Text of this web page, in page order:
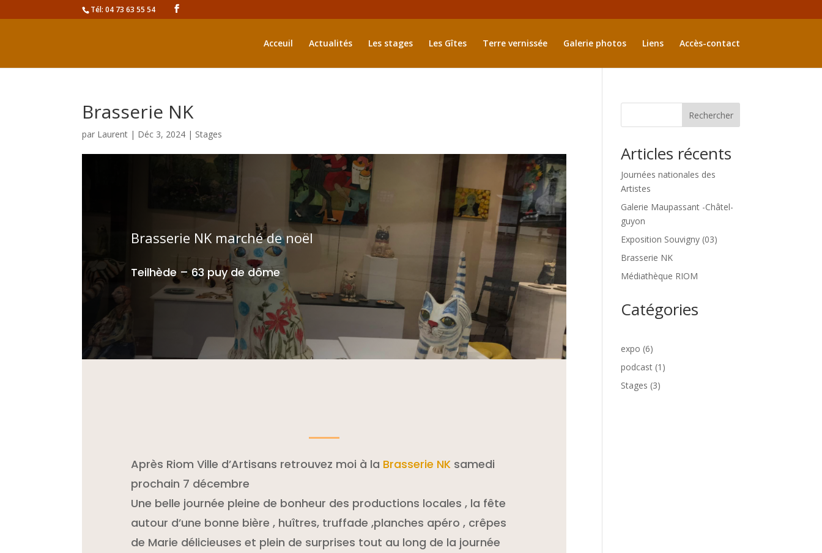
Tél: 04 73 63 55 54
Acceuil Actualités Les stages Les Gîtes Terre vernissée Galerie photos Liens Accès-contact
Brasserie NK
par Laurent | Déc 3, 2024 | Stages
Brasserie NK marché de noël
Teilhède – 63 puy de dôme
Après Riom Ville d’Artisans retrouvez moi à la Brasserie NKsamedi
prochain 7 décembre
Une belle journée pleine de bonheur des productions locales , la fête
autour d’une bonne bière , huîtres, truffade ,planches apéro , crêpes
de Marie délicieuses et plein de surprises tout au long de la journée
Rechercher
Articles récents
Journées nationales des
Artistes
Galerie Maupassant -Châtel-
guyon
Exposition Souvigny (03)
Brasserie NK
Médiathèque RIOM
Catégories
expo (6)
podcast (1)
Stages (3)